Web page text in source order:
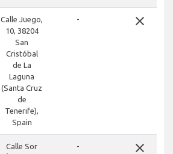
Calle Juego,
10, 38204
San
Cristóbal
de La
Laguna
(Santa Cruz
de
Tenerife),
Spain
- close
Calle Sor
- close